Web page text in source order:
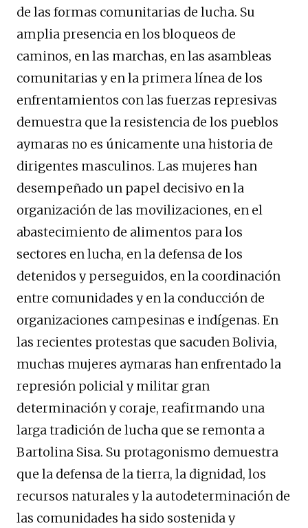
de las formas comunitarias de lucha. Su
amplia presencia en los bloqueos de
caminos, en las marchas, en las asambleas
comunitarias y en la primera línea de los
enfrentamientos con las fuerzas represivas
demuestra que la resistencia de los pueblos
aymaras no es únicamente una historia de
dirigentes masculinos. Las mujeres han
desempeñado un papel decisivo en la
organización de las movilizaciones, en el
abastecimiento de alimentos para los
sectores en lucha, en la defensa de los
detenidos y perseguidos, en la coordinación
entre comunidades y en la conducción de
organizaciones campesinas e indígenas. En
las recientes protestas que sacuden Bolivia,
muchas mujeres aymaras han enfrentado la
represión policial y militar gran
determinación y coraje, reafirmando una
larga tradición de lucha que se remonta a
Bartolina Sisa. Su protagonismo demuestra
que la defensa de la tierra, la dignidad, los
recursos naturales y la autodeterminación de
las comunidades ha sido sostenida y